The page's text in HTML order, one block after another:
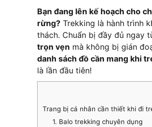
Bạn đang lên kế hoạch cho
rừng? Trekking là hành trình
thách. Chuẩn bị đầy đủ ngay
trọn vẹn mà không bị gián
danh sách đồ cần mang khi
là lần đầu tiên!
Trang bị cá nhân cần thiết khi đi
1. Balo trekking chuyên dụng